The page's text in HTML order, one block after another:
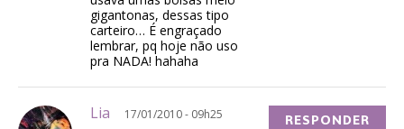
gigantonas, dessas tipo
carteiro… É engraçado
lembrar, pq hoje não uso
pra NADA! hahaha
Lia 17/01/2010 - 09h25 RESPONDER